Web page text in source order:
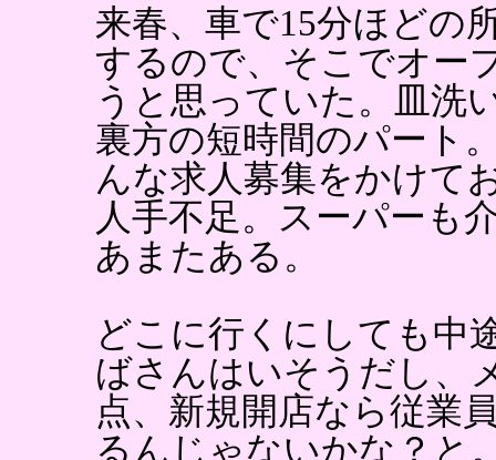
来春、車で15分ほどの
するので、そこでオー
うと思っていた。皿洗
裏方の短時間のパート
んな求人募集をかけて
人手不足。スーパーも
あまたある。
どこに行くにしても中
ばさんはいそうだし、
点、新規開店なら従業
るんじゃないかな？と